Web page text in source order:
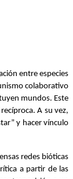
entre especies
colaborativo
mundos. Este
A su vez,
y hacer vínculo
redes bióticas
a partir de las